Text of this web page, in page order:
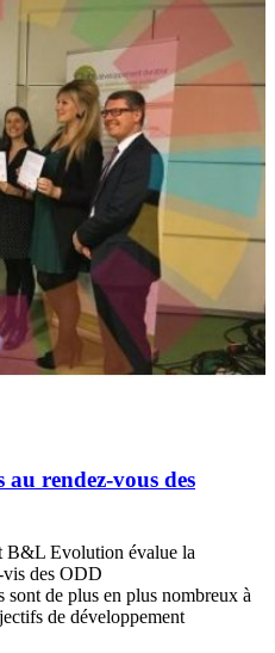
au rendez-vous des
B&L Evolution évalue la
vis des ODD
sont de plus en plus nombreux à
de développement